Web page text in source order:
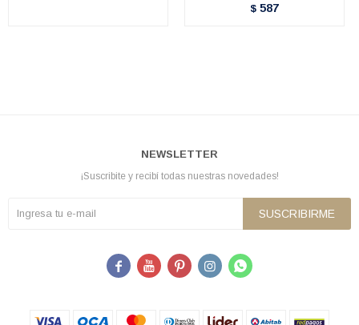
$ 587
NEWSLETTER
¡Suscribite y recibí todas nuestras novedades!
SUSCRIBIRME
    